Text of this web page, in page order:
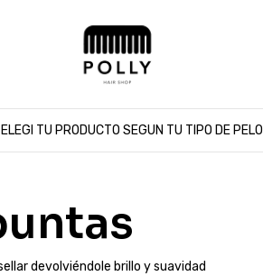
ELEGI TU PRODUCTO SEGUN TU TIPO DE PELO
devolviéndole brillo y suavidad